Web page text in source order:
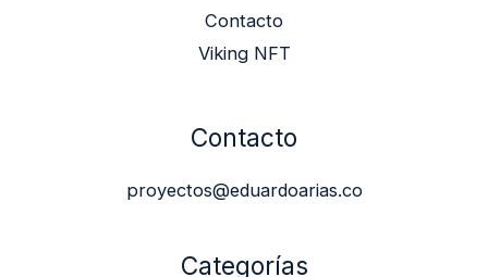
Contacto
Viking NFT
Contacto
proyectos@eduardoarias.co
Categorías